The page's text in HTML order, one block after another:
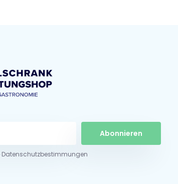
Abonnieren
Datenschutzbestimmungen